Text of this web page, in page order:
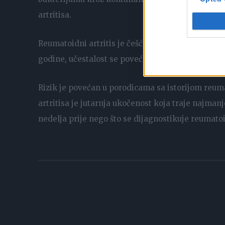
artritisa.
Reumatoidni artritis je češći kod žena nego kod
godine, učestalost se povećava sa godinama.
Rizik je povećan u porodicama sa istorijom
artritisa je jutarnja ukočenost koja traje
nedelja prije nego što se dijagnostikuje